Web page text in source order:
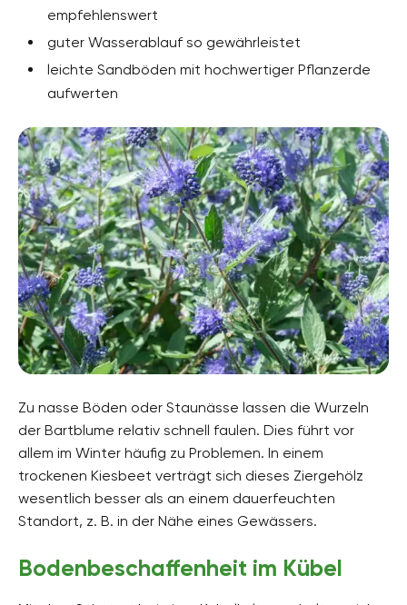
empfehlenswert
guter Wasserablauf so gewährleistet
leichte Sandböden mit hochwertiger Pflanzerde
aufwerten
Zu nasse Böden oder Staunässe lassen die Wurzeln
der Bartblume relativ schnell faulen. Dies führt vor
allem im Winter häufig zu Problemen. In einem
trockenen Kiesbeet verträgt sich dieses Ziergehölz
wesentlich besser als an einem dauerfeuchten
Standort, z. B. in der Nähe eines Gewässers.
Bodenbeschaffenheit im Kübel